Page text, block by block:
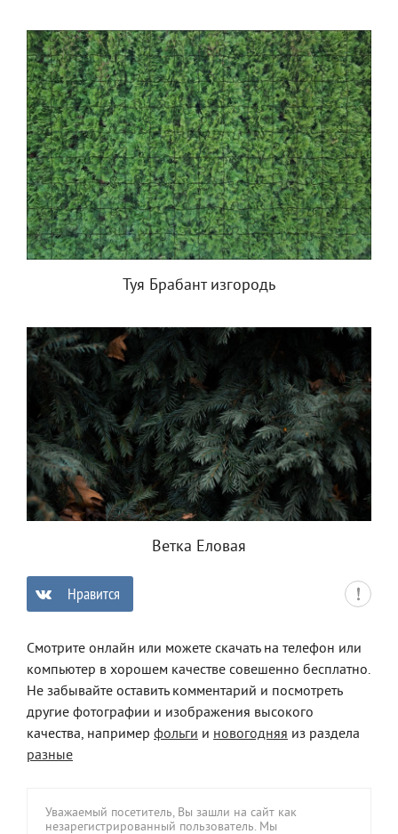
Туя Брабант изгородь
Ветка Еловая
Нравится
Смотрите онлайн или можете скачать на телефон или
компьютер в хорошем качестве совешенно бесплатно.
Не забывайте оставить комментарий и посмотреть
другие фотографии и изображения высокого
качества, например фольги и новогодняя из раздела
разные
Уважаемый посетитель, Вы зашли на сайт как
незарегистрированный пользователь. Мы